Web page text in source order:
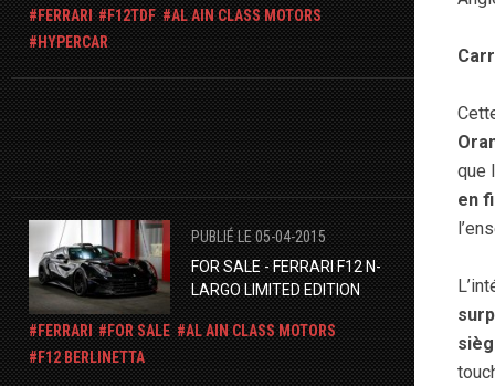
FERRARI F12TDF
AL AIN CLASS MOTORS
HYPERCAR
PUBLIÉ LE 05-04-2015
FOR SALE - FERRARI F12 N-
LARGO LIMITED EDITION
FERRARI FOR SALE
AL AIN CLASS MOTORS
F12 BERLINETTA
que
en